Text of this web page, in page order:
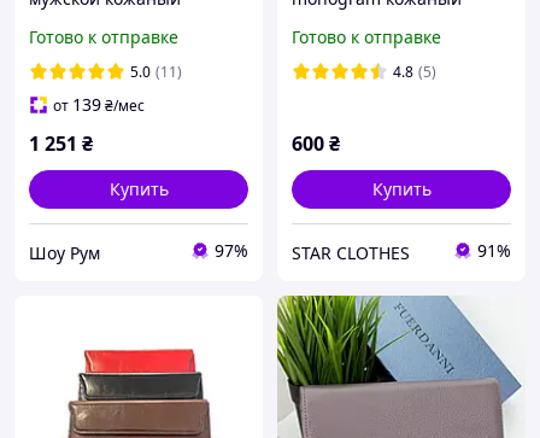
подарок, мужской клатч,
портмоне на молнии
Готово к отправке
5.0 (11)
от 139₴/мес
1 251 ₴
Купить
Шоу Рум 97%
портмоне Лакост
монограмм мужской
Готово к отправке
4.8 (5)
600₴
Купить
STAR CLOTHES 91%